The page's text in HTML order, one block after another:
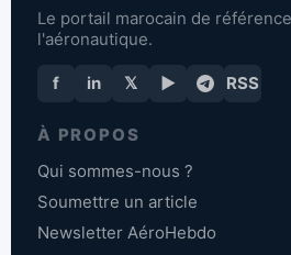
Le portail marocain de
l'aéronautique.
f in 𝕏 ▶ RSS
À PROPOS
Qui sommes-nous ?
Soumettre un article
Newsletter AéroHebdo